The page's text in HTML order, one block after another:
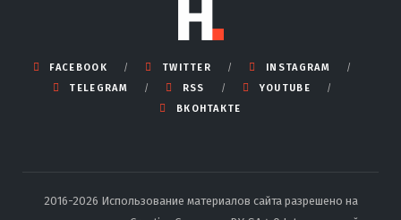
FACEBOOK TWITTER
INSTAGRAM
TELEGRAM
RSS
YOUTUBE
ВКОНТАКТЕ
2016-2026 Использование материалов сайта разрешено на